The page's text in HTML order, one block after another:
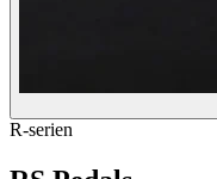
R-serien